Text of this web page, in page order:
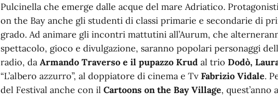
Pulcinella che emerge dalle acque del mare Adriatico.
on the Bay anche gli studenti di classi primarie e secondarie di
grado. Ad animare gli incontri mattutini all’Aurum, che
spettacolo, gioco e divulgazione, saranno popolari personaggi
radio, da Armando Traverso e il pupazzo Krud al trio Dodò,
“L’albero azzurro”, al doppiatore di cinema e Tv Fabrizio Vidale.
del Festival anche con il Cartoons on the Bay Village, quest’anno